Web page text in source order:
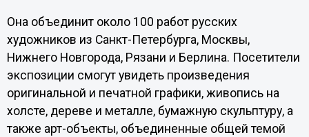
Она объединит около 100 работ русских
художников из Санкт-Петербурга, Москвы,
Нижнего Новгорода, Рязани и Берлина. Посетители
экспозиции смогут увидеть произведения
оригинальной и печатной графики, живопись на
холсте, дереве и металле, бумажную скульптуру, а
также арт-объекты, объединенные общей темой